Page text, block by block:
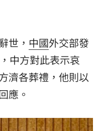
世， 中國外交部發
中方對此表示哀
濟各葬禮，他則以
應。